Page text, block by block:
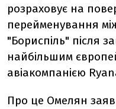
розраховує на
перейменування
"Бориспіль" після
найбільшим
авіакомпанією
Про це Омелян